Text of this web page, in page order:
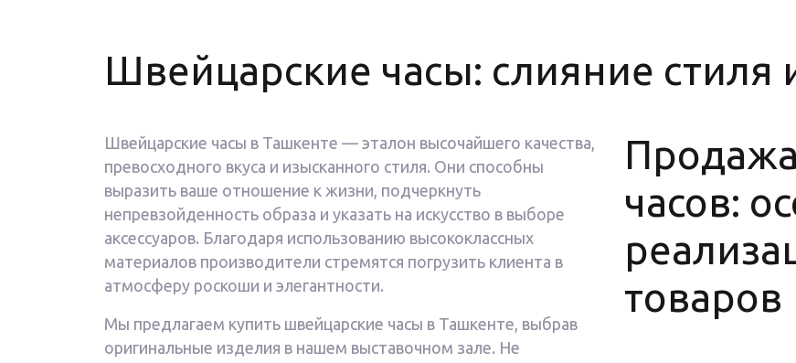
Швейцарские часы: слияние стиля
Швейцарские часы в Ташкенте — эталон высочайшего качества,
превосходного вкуса и изысканного стиля. Они способны
выразить ваше отношение к жизни, подчеркнуть
непревзойденность образа и указать на искусство в выборе
аксессуаров. Благодаря использованию высококлассных
материалов производители стремятся погрузить клиента в
атмосферу роскоши и элегантности.
Мы предлагаем купить швейцарские часы в Ташкенте, выбрав
оригинальные изделия в нашем выставочном зале. Не
часов:
товаров